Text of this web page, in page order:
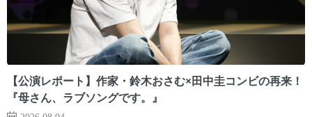
【公演レポート】作家・鈴木おさむ×田中圭コンビの再来！
『母さん、ラブソングです。』